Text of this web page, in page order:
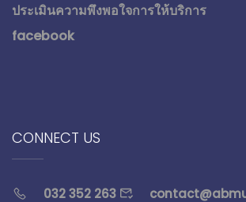
ประเมินความพึงพอใจการให้บริการ
facebook
CONNECT US
032 352 263